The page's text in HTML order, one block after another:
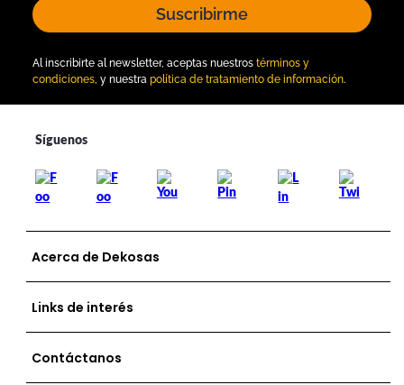
Suscribirme
Al inscribirte al newsletter, aceptas nuestros términos y
condiciones, y nuestra política de tratamiento de información.
Acerca de Dekosas
Links de interés
Contáctanos